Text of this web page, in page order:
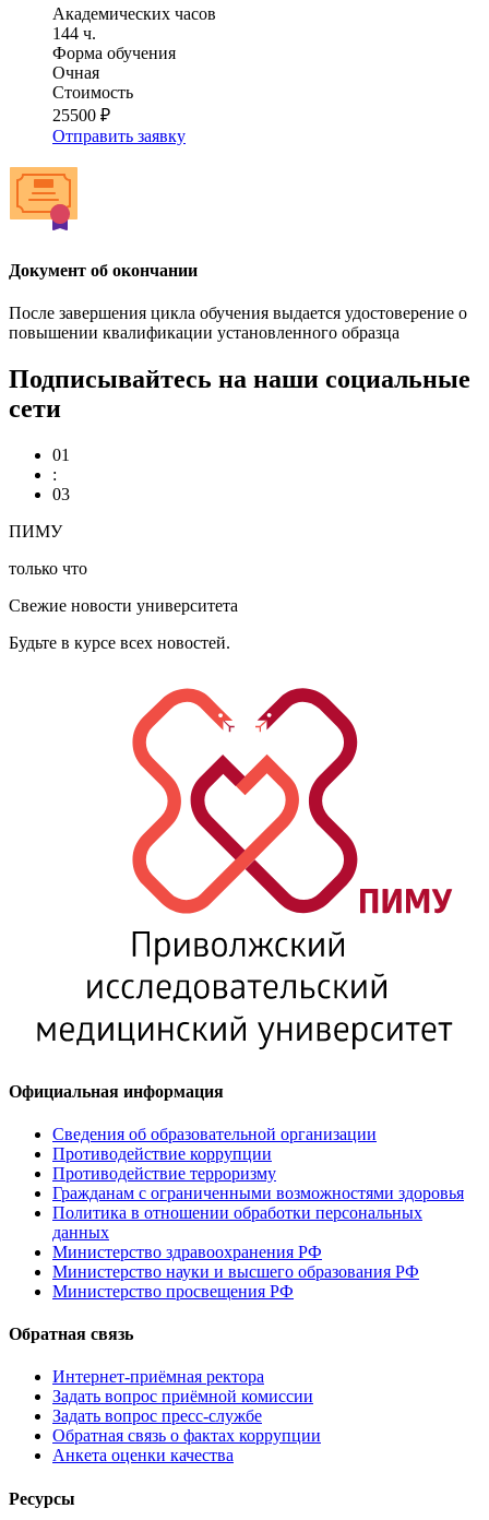
Академических часов
144 ч.
Форма обучения
Очная
Стоимость
25500 ₽
Отправить заявку
Документ об окончании
После завершения цикла обучения выдается удостоверение о
повышении квалификации установленного образца
Подписывайтесь на наши социальные
сети
01
:
03
ПИМУ
только что
Свежие новости университета
Будьте в курсе всех новостей.
Официальная информация
Сведения об образовательной организации
Противодействие коррупции
Противодействие терроризму
Гражданам с ограниченными возможностями здоровья
Политика в отношении обработки персональных
данных
Министерство здравоохранения РФ
Министерство науки и высшего образования РФ
Министерство просвещения РФ
Обратная связь
Интернет-приёмная ректора
Задать вопрос приёмной комиссии
Задать вопрос пресс-службе
Обратная связь о фактах коррупции
Анкета оценки качества
Ресурсы